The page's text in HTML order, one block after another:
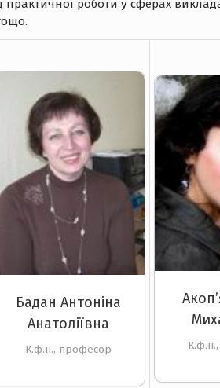
практичної роботи у сферах
Бадан Антоніна
Анатоліївна
К.ф.н., професор